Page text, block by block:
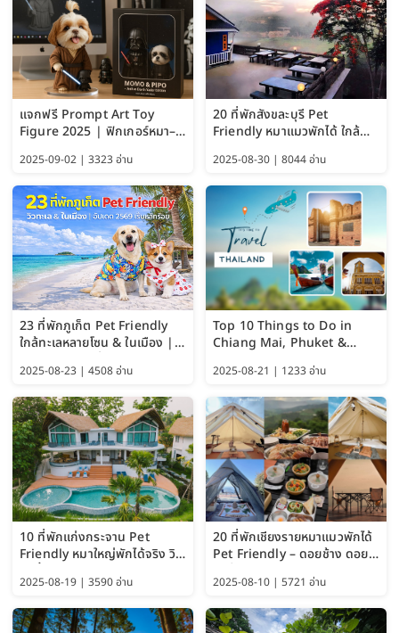
แจกฟรี Prompt Art Toy
Figure 2025 | ฟิกเกอร์หมา–
ChatGPT และ Gemini
2025-09-02 | 3323 อ่าน
20 ที่พักสังขละบุรี Pet
Friendly หมาแมวพักได้ ใกล้
2025-08-30 | 8044 อ่าน
23 ที่พักภูเก็ต Pet Friendly
ใกล้ทะเลหลายโซน & ในเมือง |
2025-08-23 | 4508 อ่าน
Top 10 Things to Do in
Chiang Mai, Phuket &
Guide 2025)
2025-08-21 | 1233 อ่าน
10 ที่พักแก่งกระจาน Pet
Friendly หมาใหญ่พักได้จริง วิว
2025-08-19 | 3590 อ่าน
20 ที่พักเชียงรายหมาแมวพักได้
Pet Friendly – ดอยช้าง ดอย
2025-08-10 | 5721 อ่าน